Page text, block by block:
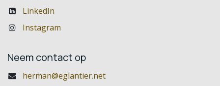
LinkedIn
Instagram
Neem contact op
herman@eglantier.net